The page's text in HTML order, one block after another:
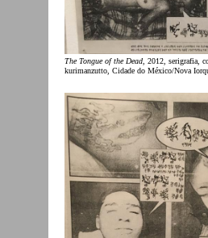
The Tongue of the Dead , 2012, serigrafia,
kurimanzutto, Cidade do México/Nova